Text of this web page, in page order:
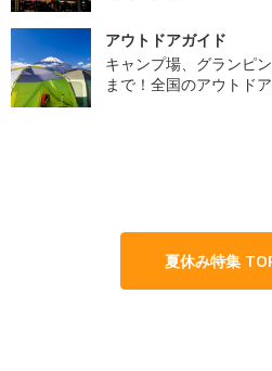
アウトドアガイド
キャンプ場、グランピ
まで！全国のアウトド
夏休み特集